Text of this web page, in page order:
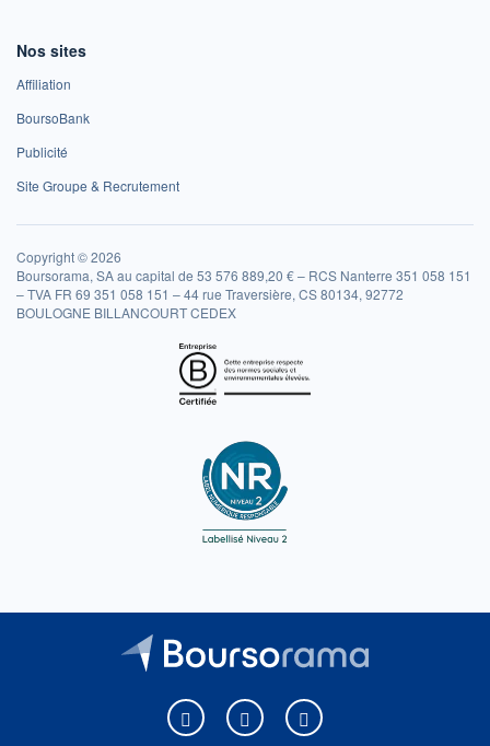
Nos sites
Affiliation
BoursoBank
Publicité
Site Groupe & Recrutement
Copyright © 2026
Boursorama, SA au capital de 53 576 889,20 € – RCS Nanterre 351 058 151
– TVA FR 69 351 058 151 – 44 rue Traversière, CS 80134, 92772
BOULOGNE BILLANCOURT CEDEX
Boursorama sur Facebook
Boursorama sur XBoursorama sur